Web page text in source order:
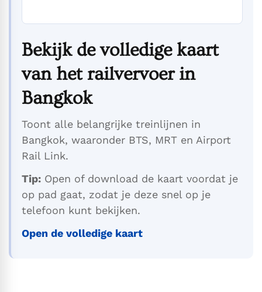
Bekijk de volledige kaart
van het railvervoer in
Bangkok
Toont alle belangrijke treinlijnen in
Bangkok, waaronder BTS, MRT en Airport
Rail Link.
Tip: Open of download de kaart voordat je
op pad gaat, zodat je deze snel op je
telefoon kunt bekijken.
Open de volledige kaart